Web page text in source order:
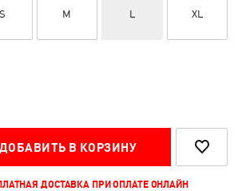
S M L XL
ДОБАВИТЬ В КОРЗИНУ
ДОСТАВКА ПРИ ОПЛАТЕ ОНЛАЙН